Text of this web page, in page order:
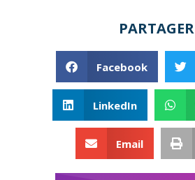
PARTAGER
Facebook
LinkedIn
Email